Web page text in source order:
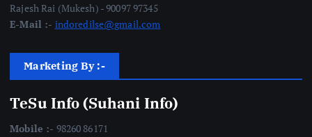
Rajesh Rai (Mukesh) - 90097 97345
E-Mail :- indoredilse@gmail.com
Marketing By :-
TeSu Info (Suhani Info)
Mobile :- 98260 86171